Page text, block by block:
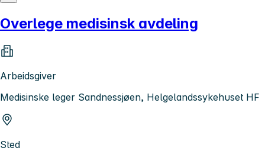
Overlege medisinsk avdeling
Arbeidsgiver
Medisinske leger Sandnessjøen, Helgelandssykehuset HF
Sted